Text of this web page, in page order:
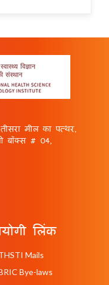
मील का पत्थर,
बॉक्स # 04,
लिंक
Mails
Bye-laws